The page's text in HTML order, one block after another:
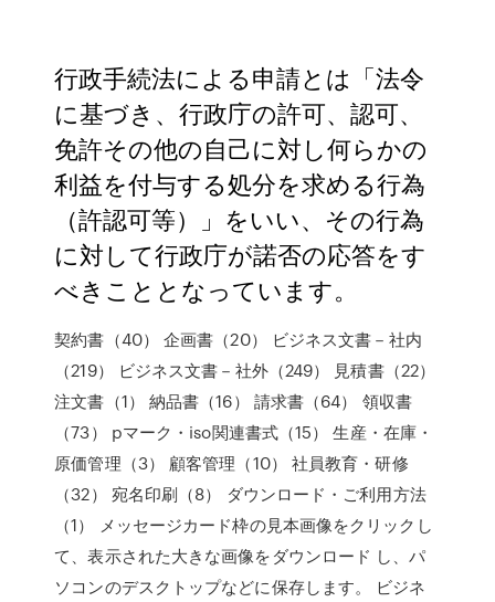
行政手続法による申請とは「法令
に基づき、行政庁の許可、認可、
免許その他の自己に対し何らかの
利益を付与する処分を求める行為
（許認可等）」をいい、その行為
に対して行政庁が諾否の応答をす
べきこととなっています。
契約書（40） 企画書（20） ビジネス文書－社内
（219） ビジネス文書－社外（249） 見積書（22）
注文書（1） 納品書（16） 請求書（64） 領収書
（73） pマーク・iso関連書式（15） 生産・在庫・
原価管理（3） 顧客管理（10） 社員教育・研修
（32） 宛名印刷（8） ダウンロード・ご利用方法
（1） メッセージカード枠の見本画像をクリックし
て、表示された大きな画像をダウンロード し、パ
ソコンのデスクトップなどに保存します。 ビジネ